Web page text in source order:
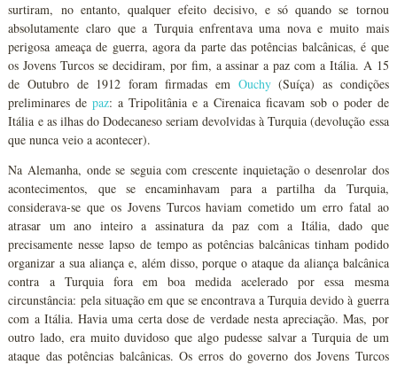
surtiram, no entanto, qualquer efeito decisivo, e só quando se tornou
absolutamente claro que a Turquia enfrentava uma nova e muito mais
perigosa ameaça de guerra, agora da parte das potências balcânicas, é que
os Jovens Turcos se decidiram, por fim, a assinar a paz com a Itália. A 15
de Outubro de 1912 foram firmadas em Ouchy(Suíça) as condições
preliminares depaz: a Tripolitânia e a Cirenaica ficavam sob o poder de
Itália e as ilhas do Dodecaneso seriam devolvidas à Turquia (devolução essa
que nunca veio a acontecer).
Na Alemanha, onde se seguia com crescente inquietação o desenrolar dos
acontecimentos, que se encaminhavam para a partilha da Turquia,
considerava-se que os Jovens Turcos haviam cometido um erro fatal ao
atrasar um ano inteiro a assinatura da paz com a Itália, dado que
precisamente nesse lapso de tempo as potências balcânicas tinham podido
organizar a sua aliança e, além disso, porque o ataque da aliança balcânica
contra a Turquia fora em boa medida acelerado por essa mesma
circunstância: pela situação em que se encontrava a Turquia devido à guerra
com a Itália. Havia uma certa dose de verdade nesta apreciação. Mas, por
outro lado, era muito duvidoso que algo pudesse salvar a Turquia de um
ataque das potências balcânicas. Os erros do governo dos Jovens Turcos